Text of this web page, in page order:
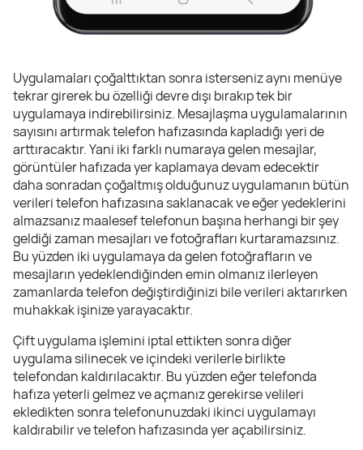
Uygulamaları çoğalttıktan sonra isterseniz aynı menüye
tekrar girerek bu özelliği devre dışı bırakıp tek bir
uygulamaya indirebilirsiniz. Mesajlaşma uygulamalarının
sayısını artırmak telefon hafızasında kapladığı yeri de
arttıracaktır. Yani iki farklı numaraya gelen mesajlar,
görüntüler hafızada yer kaplamaya devam edecektir
daha sonradan çoğaltmış olduğunuz uygulamanın bütün
verileri telefon hafızasına saklanacak ve eğer yedeklerini
almazsanız maalesef telefonun başına herhangi bir şey
geldiği zaman mesajları ve fotoğrafları kurtaramazsınız.
Bu yüzden iki uygulamaya da gelen fotoğrafların ve
mesajların yedeklendiğinden emin olmanız ilerleyen
zamanlarda telefon değiştirdiğinizi bile verileri aktarırken
muhakkak işinize yarayacaktır.
Çift uygulama işlemini iptal ettikten sonra diğer
uygulama silinecek ve içindeki verilerle birlikte
telefondan kaldırılacaktır. Bu yüzden eğer telefonda
hafıza yeterli gelmez ve açmanız gerekirse velileri
ekledikten sonra telefonunuzdaki ikinci uygulamayı
kaldırabilir ve telefon hafızasında yer açabilirsiniz.